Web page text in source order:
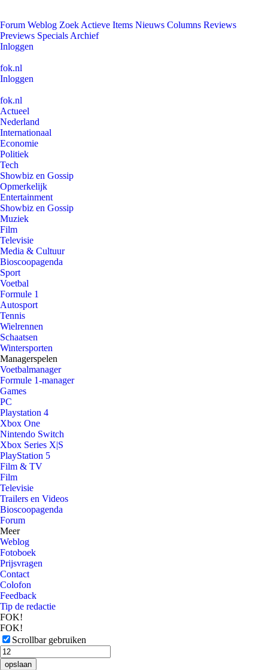
Forum Weblog Zoek Actieve Items Nieuws Columns Reviews
Previews Specials Archief
Inloggen
fok.nl
Inloggen
fok.nl
Actueel
Nederland
Internationaal
Economie
Politiek
Tech
Showbiz en Gossip
Opmerkelijk
Entertainment
Showbiz en Gossip
Muziek
Film
Televisie
Media & Cultuur
Bioscoopagenda
Sport
Voetbal
Formule 1
Autosport
Tennis
Wielrennen
Schaatsen
Wintersporten
Managerspelen
Voetbalmanager
Formule 1-manager
Games
PC
Playstation 4
Xbox One
Nintendo Switch
Xbox Series X|S
PlayStation 5
Film & TV
Film
Televisie
Trailers en Videos
Bioscoopagenda
Forum
Meer
Weblog
Fotoboek
Prijsvragen
Contact
Colofon
Feedback
Tip de redactie
FOK!
FOK!
Scrollbar gebruiken
opslaan